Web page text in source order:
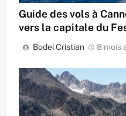
Guide des vols à
vers la capitale du
Bodei Cristian 8 mois